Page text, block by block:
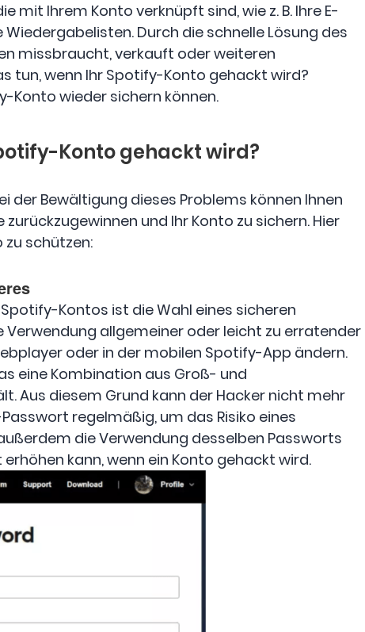
Ihrem Konto verknüpft sind, wie z. B. Ihre E-
Durch die schnelle Lösung des
missbraucht, verkauft oder weiteren
tun, wenn Ihr Spotify-Konto gehackt wird?
Konto wieder sichern können.
Konto gehackt wird?
der Bewältigung dieses Problems können Ihnen
und Ihr Konto zu sichern. Hier
schützen:
Kontos ist die Wahl eines sicheren
allgemeiner oder leicht zu erratender
oder in der mobilen Spotify-App ändern.
eine Kombination aus Groß- und
Aus diesem Grund kann der Hacker nicht mehr
regelmäßig, um das Risiko eines
die Verwendung desselben Passworts
kann, wenn ein Konto gehackt wird.